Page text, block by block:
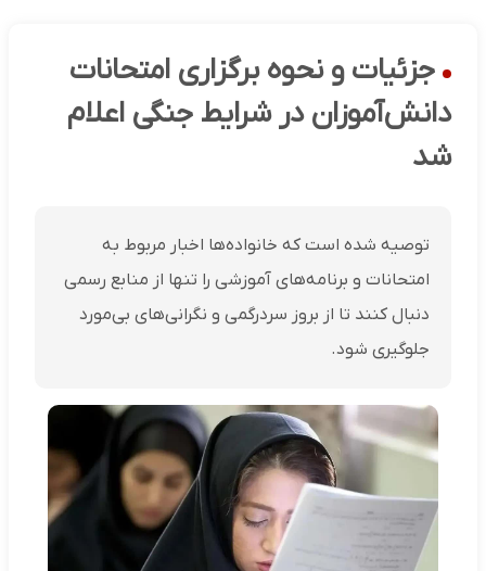
جزئیات و نحوه برگزاری امتحانات
دانش‌آموزان در شرایط جنگی اعلام
شد
توصیه شده است که خانواده‌ها اخبار مربوط به
امتحانات و برنامه‌های آموزشی را تنها از منابع رسمی
دنبال کنند تا از بروز سردرگمی و نگرانی‌های بی‌مورد
جلوگیری شود.